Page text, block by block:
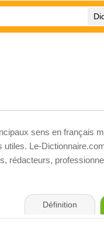
sens en français
utiles. Le-
rédacteurs,
Définition